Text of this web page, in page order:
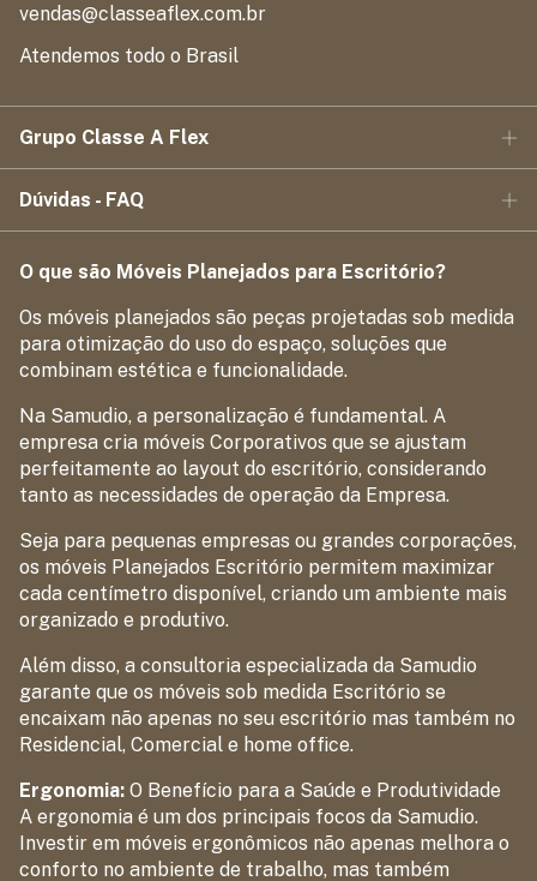
vendas@classeaflex.com.br
Atendemos todo o Brasil
Grupo Classe A Flex
Dúvidas - FAQ
O que são Móveis Planejados para Escritório?
Os móveis planejados são peças projetadas sob medida
para otimização do uso do espaço, soluções que
combinam estética e funcionalidade.
Na Samudio, a personalização é fundamental. A
empresa cria móveis Corporativos que se ajustam
perfeitamente ao layout do escritório, considerando
tanto as necessidades de operação da Empresa.
Seja para pequenas empresas ou grandes corporações,
os móveis Planejados Escritório permitem maximizar
cada centímetro disponível, criando um ambiente mais
organizado e produtivo.
Além disso, a consultoria especializada da Samudio
garante que os móveis sob medida Escritório se
encaixam não apenas no seu escritório mas também no
Residencial, Comercial e home office.
Ergonomia: O Benefício para a Saúde e Produtividade
A ergonomia é um dos principais focos da Samudio.
Investir em móveis ergonômicos não apenas melhora o
conforto no ambiente de trabalho, mas também